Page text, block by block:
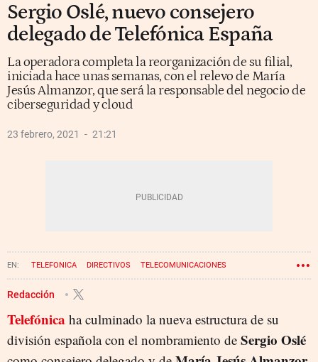
Sergio Oslé, nuevo consejero
delegado de Telefónica España
La operadora completa la reorganización de su filial,
iniciada hace unas semanas, con el relevo de María
Jesús Almanzor, que será la responsable del negocio de
ciberseguridad y cloud
23 febrero, 2021 21:21
TELEFONICA DIRECTIVOS TELECOMUNICACIONES
Redacción
Telefónica ha culminado la nueva estructura de su
división española con el nombramiento de Sergio Oslé